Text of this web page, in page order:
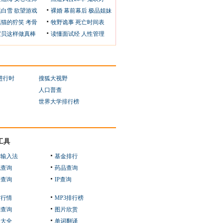
雪 欲望游戏 裸婚 幕前幕后 极品姐妹
的狞笑 考骨 牧野诡事 死亡时间表
这样做真棒 读懂面试经 人性管理
行时
搜狐大视野
人口普查
世界大学排行榜
具
入法
基金排行
询
药品查询
询
IP查询
情
MP3排行榜
询
图片欣赏
全
单词翻译